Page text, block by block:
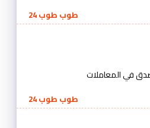
طوب طوب 24
في المعاملات
طوب طوب 24